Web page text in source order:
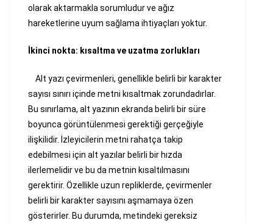
olarak aktarmakla sorumludur ve ağız
hareketlerine uyum sağlama ihtiyaçları yoktur.
İkinci nokta: kısaltma ve uzatma zorlukları
Alt yazı çevirmenleri, genellikle belirli bir karakter
sayısı sınırı içinde metni kısaltmak zorundadırlar.
Bu sınırlama, alt yazının ekranda belirli bir süre
boyunca görüntülenmesi gerektiği gerçeğiyle
ilişkilidir. İzleyicilerin metni rahatça takip
edebilmesi için alt yazılar belirli bir hızda
ilerlemelidir ve bu da metnin kısaltılmasını
gerektirir. Özellikle uzun repliklerde, çevirmenler
belirli bir karakter sayısını aşmamaya özen
gösterirler. Bu durumda, metindeki gereksiz